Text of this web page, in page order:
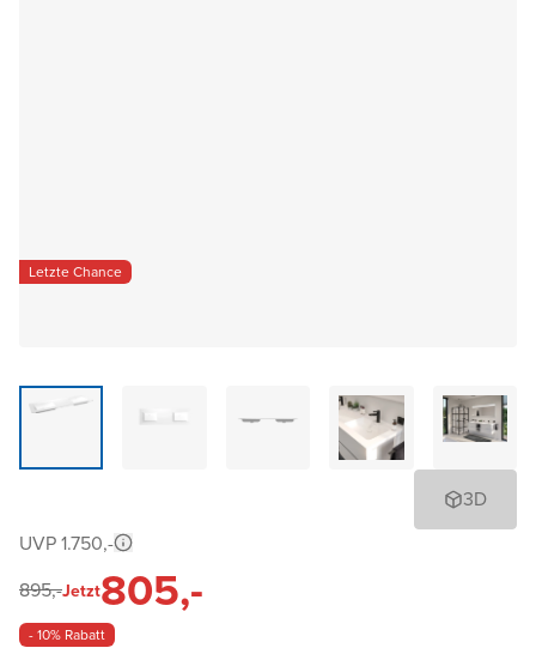
Letzte Chance
3D
UVP 1.750,-
895,-Jetzt805,-
- 10% Rabatt